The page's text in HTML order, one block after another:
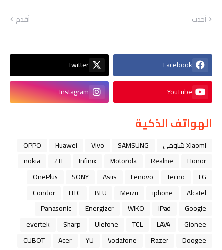
أحدث أقدم
Facebook
Twitter
YouTube
Instagram
الهواتف الذكية
Xiaomi شاومي SAMSUNG
Vivo
Huawei
OPPO
Honor
Realme
Motorola
Infinix
ZTE
nokia
LG
Tecno
Lenovo
Asus
SONY
OnePlus
Alcatel
iphone
Meizu
BLU
HTC
Condor
Google
iPad
WIKO
Energizer
Panasonic
Gionee
LAVA
TCL
Ulefone
Sharp
evertek
Doogee
Razer
Vodafone
YU
Acer
CUBOT